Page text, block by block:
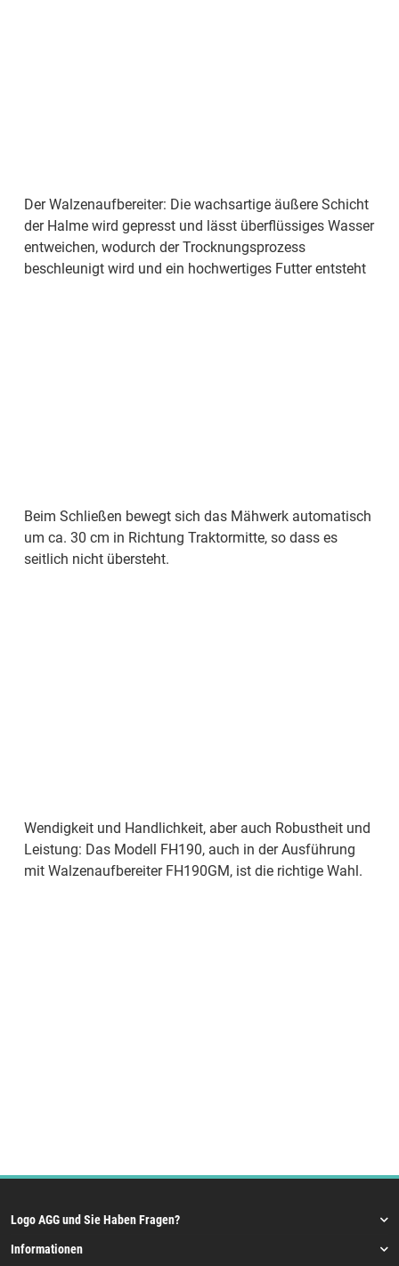
Der Walzenaufbereiter: Die wachsartige äußere Schicht
der Halme wird gepresst und lässt überflüssiges Wasser
entweichen, wodurch der Trocknungsprozess
beschleunigt wird und ein hochwertiges Futter entsteht
Beim Schließen bewegt sich das Mähwerk automatisch
um ca. 30 cm in Richtung Traktormitte, so dass es
seitlich nicht übersteht.
Wendigkeit und Handlichkeit, aber auch Robustheit und
Leistung: Das Modell FH190, auch in der Ausführung
mit Walzenaufbereiter FH190GM, ist die richtige Wahl.
Logo AGG und Sie Haben Fragen?
Informationen